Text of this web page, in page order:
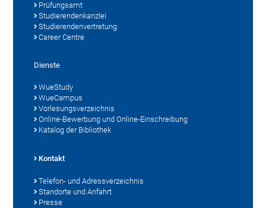
Prüfungsamt
Studierendenkanzlei
Studierendenvertretung
Career Centre
Dienste
WueStudy
WueCampus
Vorlesungsverzeichnis
Online-Bewerbung und Online-Einschreibung
Katalog der Bibliothek
Kontakt
Telefon- und Adressverzeichnis
Standorte und Anfahrt
Presse